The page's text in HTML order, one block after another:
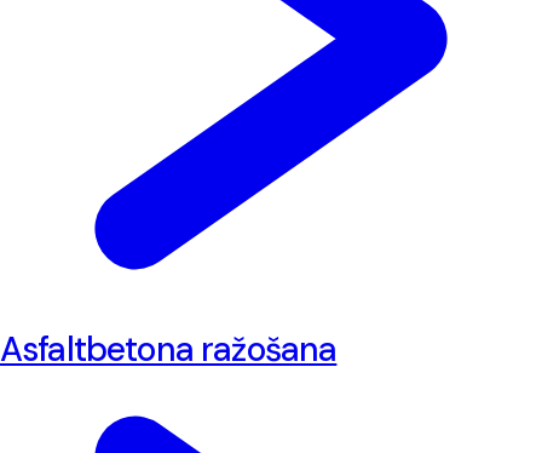
Asfaltbetona ražošana